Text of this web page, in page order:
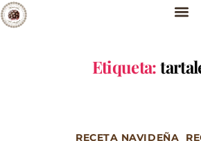
Etiqueta:
RECETA NAVIDEÑA